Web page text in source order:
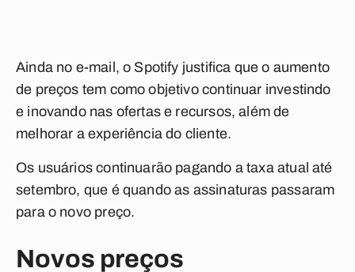
Ainda no e-mail, o Spotify justifica que o aumento
de preços tem como objetivo continuar investindo
e inovando nas ofertas e recursos, além de
melhorar a experiência do cliente.
Os usuários continuarão pagando a taxa atual até
setembro, que é quando as assinaturas passaram
para o novo preço.
Novos preços